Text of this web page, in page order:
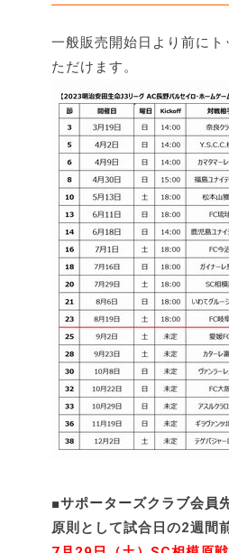
一般販売開始日より前に
ただけます。
■サポーターズクラブ会員
原則として試合日の2週間